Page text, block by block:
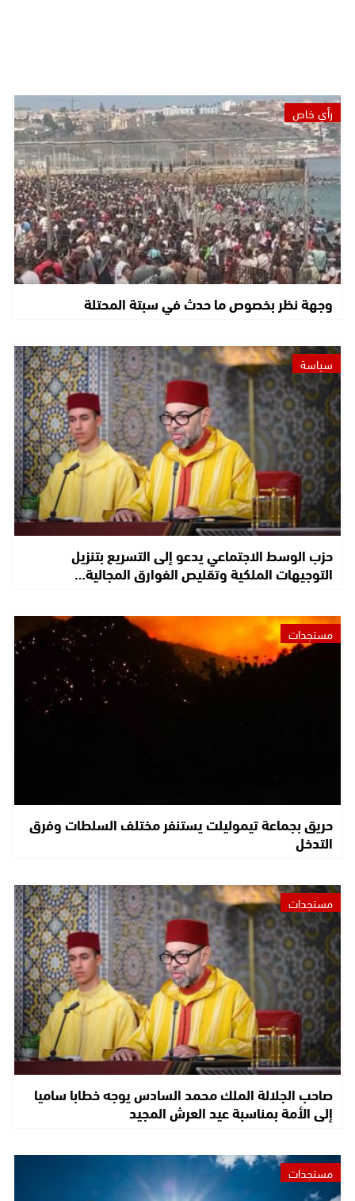
رأي خاص
وجهة نظر بخصوص ما حدث في سبتة المحتلة
سياسة
حزب الوسط الاجتماعي يدعو إلى التسريع بتنزيل
التوجيهات الملكية وتقليص الفوارق المجالية…
مستجدات
حريق بجماعة تيموليلت يستنفر مختلف السلطات وفرق
التدخل
مستجدات
صاحب الجلالة الملك محمد السادس يوجه خطابا ساميا
إلى الأمة بمناسبة عيد العرش المجيد
مستجدات